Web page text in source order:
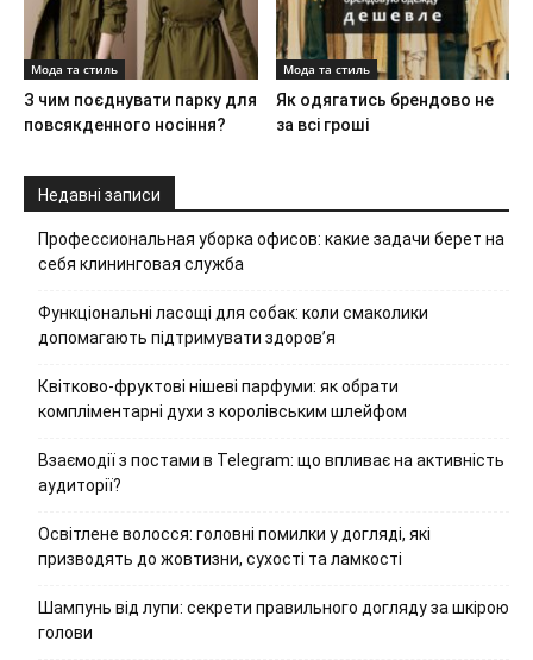
Мода та стиль
З чим поєднувати парку для
повсякденного носіння?
Мода та стиль
Як одягатись брендово не
за всі гроші
Недавні записи
Профессиональная уборка офисов: какие задачи берет на
себя клининговая служба
Функціональні ласощі для собак: коли смаколики
допомагають підтримувати здоров’я
Квітково-фруктові нішеві парфуми: як обрати
компліментарні духи з королівським шлейфом
Взаємодії з постами в Telegram: що впливає на активність
аудиторії?
Освітлене волосся: головні помилки у догляді, які
призводять до жовтизни, сухості та ламкості
Шампунь від лупи: секрети правильного догляду за шкірою
голови